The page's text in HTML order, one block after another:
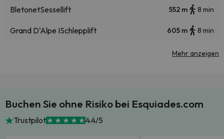
BletonetSessellift 552 m 8 min
Grand D'Alpe ISchlepplift 605 m 8 min
Mehr anzeigen
Buchen Sie ohne Risiko bei Esquiades.com
Trustpilot 4.4/5